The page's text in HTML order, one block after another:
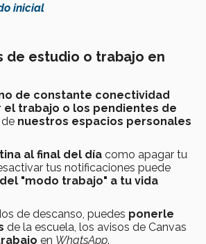
inicial
de estudio o trabajo en
de constante conectividad
el trabajo o los pendientes de
de nuestros espacios personales
al final del día como apagar tu
tus notificaciones puede
"modo trabajo" a tu vida
de descanso, puedes ponerle
de la escuela, los avisos de Canvas
en WhatsApp.